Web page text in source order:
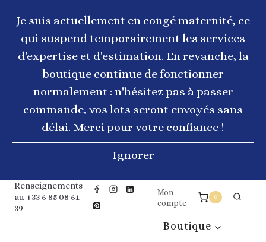
contenuJe suis actuellement en congé maternité, ce
qui suspend temporairement les services
d'expertise et d'estimation. En revanche, la
boutique continue de fonctionner
normalement : n'hésitez pas à passer
commande, vos lots seront envoyés sans
délai. Merci pour votre confiance !
Ignorer
Renseignements
au +33 6 85 08 61
39
Mon
compte
0
Boutique